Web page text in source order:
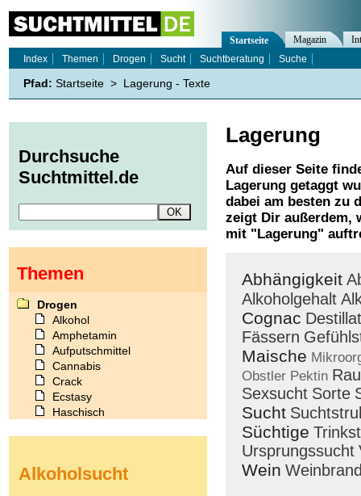
Lagerung
Auf dieser Seite
Lagerung getaggt
dabei am besten zu
zeigt Dir außerdem,
mit " Lagerung"
Abhängigkeit
Alkoholgehalt
Cognac Destillat
Fässern
Maische
Obstler Pektin
Sexsucht Sorte
Sucht
Süchtige
Ursprungssucht
Wein
Startseite Magazin
Index
Themen Drogen Sucht Suchtberatung Suche
Pfad: Startseite > Lagerung - Texte
Durchsuche
Suchtmittel.de
Themen
Drogen
Alkohol
Amphetamin
Aufputschmittel
Cannabis
Crack
Ecstasy
Haschisch
Kokain
Alkoholsucht